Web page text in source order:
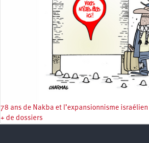
78 ans de Nakba et l’expansionnisme
+ de dossiers